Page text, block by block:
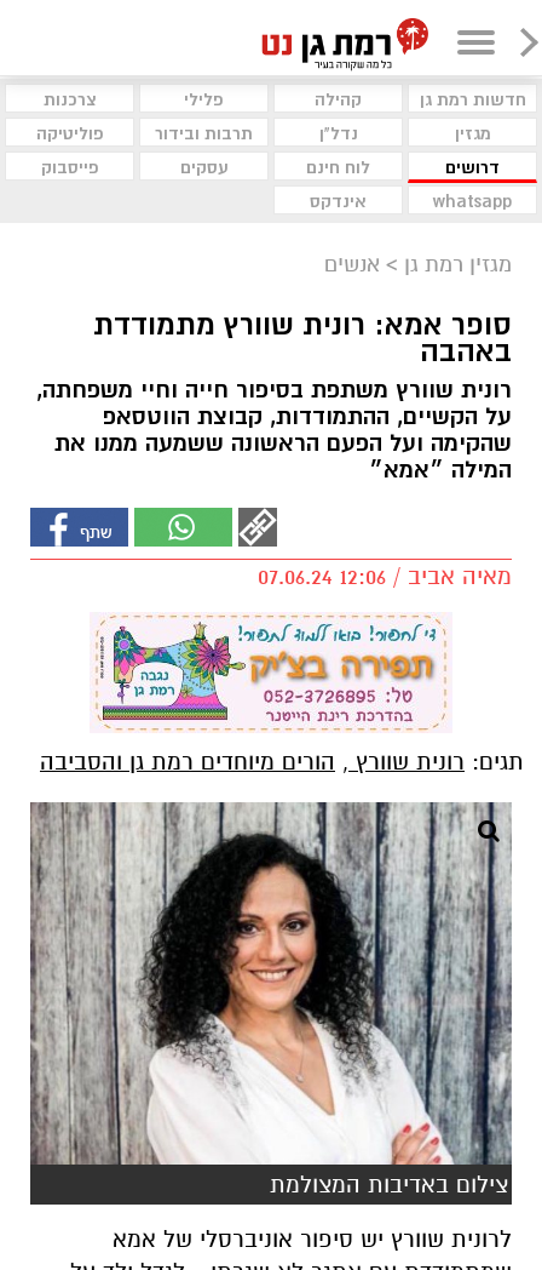
חדשות רמת גן קהילה פלילי
צרכנות
מגזין
נדל"ן תרבות ובידור
פוליטיקה
דרושים
לוח חינם עסקים
פייסבוק
whatsapp
אינדקס
מגזין רמת גן > אנשים
סופר אמא: רונית שוורץ מתמודדת
באהבה
רונית שוורץ משתפת בסיפור חייה וחיי משפחתה,
על הקשיים, ההתמודדות, קבוצת הווטסאפ
שהקימה ועל הפעם הראשונה ששמעה ממנו את
המילה ״אמא״
מאיה אביב / 12:06 07.06.24
תגים: רונית שוורץ , הורים מיוחדים רמת גן והסביבה
צילום באדיבות המצולמת
לרונית שוורץ יש סיפור אוניברסלי של אמא